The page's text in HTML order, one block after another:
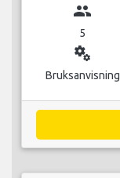
group
5
miscellaneous_services
Bruksanvisning